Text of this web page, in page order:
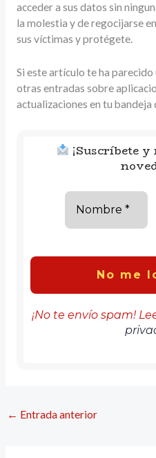
acceder a sus datos sin
la molestia y de regocijarse
sus víctimas y protégete.
Si este artículo te ha
otras entradas sobre
actualizaciones en tu bandeja
¡Suscríbete
¡No te envío spam!
← Entrada anterior